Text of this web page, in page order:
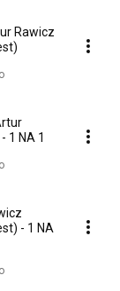
Rawicz
1 NA 1
- 1 NA